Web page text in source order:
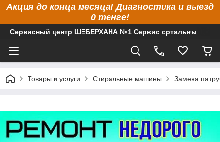
Акция до конца месяца! Диагностика и выезд
0 тенге!
Сервисный центр ШЕБЕРХАНА №1 Сервис орталығы
Товары и услуги Стиральные машины Замена